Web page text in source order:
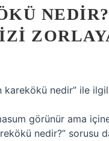
karekökü nedir” ile
görünür ama
nedir?” sorusu